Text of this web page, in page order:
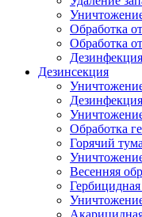
Обработка
Обработка
Дезинсекция
Обработка
Горячий
Весенняя
Гербицидная